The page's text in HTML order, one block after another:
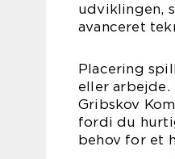
udviklingen,
avanceret
Placering
eller
Gribskov
fordi du
behov for et